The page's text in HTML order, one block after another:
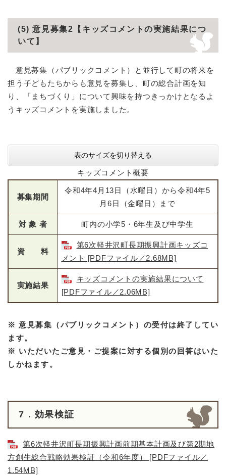
(5) 意見募集2【キッズコメントの実施結果につ
いて】
意見募集（パブリックコメント）と並行して町の将来を
担う子どもたちからも意見を募集し、町の総合計画を知
り、「まちづくり」について興味を持つきっかけとなるよ
うキッズコメントを実施しました。
表のサイズを切り替える
キッズコメント概要
募集期間
令和4年4月13日（水曜日）から令和4年5
月6日（金曜日）まで
対 象 者 町内の小学5・6年生及び中学生
資 料
第6次軽井沢町長期振興計画キッズコ
メント [PDFファイル／2.68MB]
実施結果
キッズコメントの実施結果について
[PDFファイル／2.06MB]
※ 意見募集（パブリックコメント）の受付は終了してい
ます。
※ いただいたご意見・ご提案に対する個別の回答はいた
しかねます。
7．効果検証
第6次軽井沢町長期振興計画前期基本計画及び第2期地
方創生総合戦略効果検証（令和6年度） [PDFファイル／
1.54MB]